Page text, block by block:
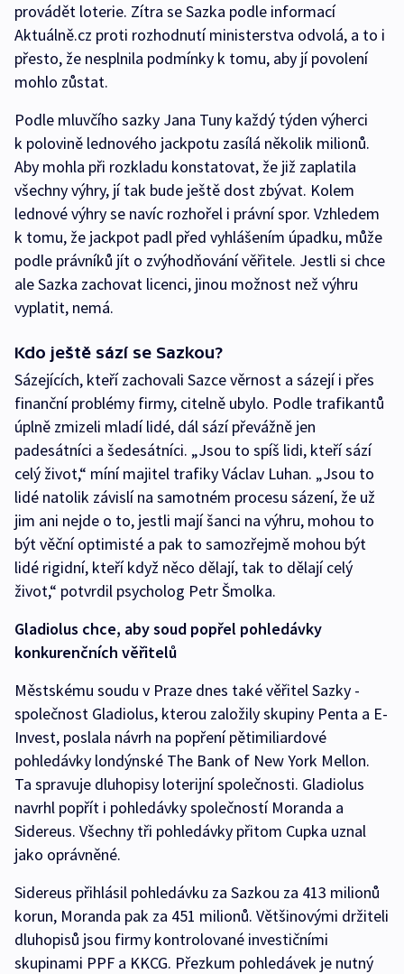
provádět loterie. Zítra se Sazka podle informací
Aktuálně.cz proti rozhodnutí ministerstva odvolá, a to i
přesto, že nesplnila podmínky k tomu, aby jí povolení
mohlo zůstat.
Podle mluvčího sazky Jana Tuny každý týden výherci
k polovině lednového jackpotu zasílá několik milionů.
Aby mohla při rozkladu konstatovat, že již zaplatila
všechny výhry, jí tak bude ještě dost zbývat. Kolem
lednové výhry se navíc rozhořel i právní spor. Vzhledem
k tomu, že jackpot padl před vyhlášením úpadku, může
podle právníků jít o zvýhodňování věřitele. Jestli si chce
ale Sazka zachovat licenci, jinou možnost než výhru
vyplatit, nemá.
Kdo ještě sází se Sazkou?
Sázejících, kteří zachovali Sazce věrnost a sázejí i přes
finanční problémy firmy, citelně ubylo. Podle trafikantů
úplně zmizeli mladí lidé, dál sází převážně jen
padesátníci a šedesátníci. „Jsou to spíš lidi, kteří sází
celý život,“ míní majitel trafiky Václav Luhan. „Jsou to
lidé natolik závislí na samotném procesu sázení, že už
jim ani nejde o to, jestli mají šanci na výhru, mohou to
být věční optimisté a pak to samozřejmě mohou být
lidé rigidní, kteří když něco dělají, tak to dělají celý
život,“ potvrdil psycholog Petr Šmolka.
Gladiolus chce, aby soud popřel pohledávky
konkurenčních věřitelů
Městskému soudu v Praze dnes také věřitel Sazky -
společnost Gladiolus, kterou založily skupiny Penta a E-
Invest, poslala návrh na popření pětimiliardové
pohledávky londýnské The Bank of New York Mellon.
Ta spravuje dluhopisy loterijní společnosti. Gladiolus
navrhl popřít i pohledávky společností Moranda a
Sidereus. Všechny tři pohledávky přitom Cupka uznal
jako oprávněné.
Sidereus přihlásil pohledávku za Sazkou za 413 milionů
korun, Moranda pak za 451 milionů. Většinovými držiteli
dluhopisů jsou firmy kontrolované investičními
skupinami PPF a KKCG. Přezkum pohledávek je nutný